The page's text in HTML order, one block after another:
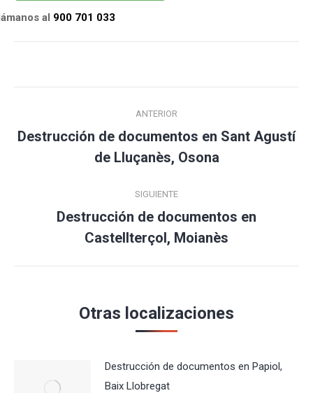
al 900 701 033
entre
publicaciones
ANTERIOR
Publicación
anterior:
Destrucción de documentos en Sant Agustí
de Lluçanès, Osona
SIGUIENTE
Publicación
siguiente:
Destrucción de documentos en
Castellterçol, Moianès
Otras localizaciones
Destrucción de documentos en Papiol,
Baix Llobregat